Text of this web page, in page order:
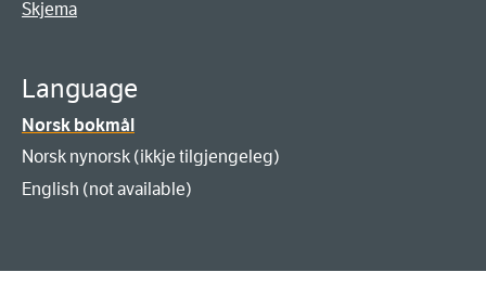
Skjema
Language
Norsk bokmål
Norsk nynorsk (ikkje tilgjengeleg)
English (not available)